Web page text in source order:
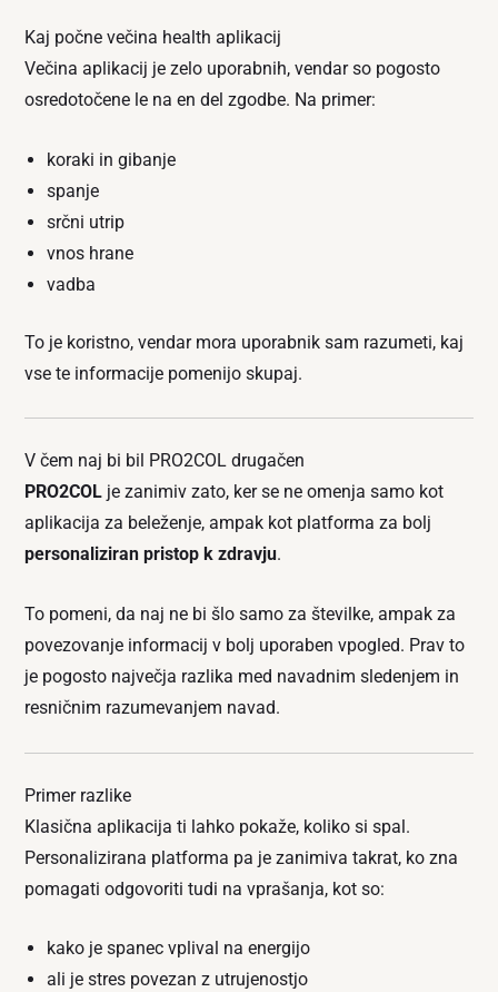
Kaj počne večina health aplikacij
Večina aplikacij je zelo uporabnih, vendar so pogosto
osredotočene le na en del zgodbe. Na primer:
koraki in gibanje
spanje
srčni utrip
vnos hrane
vadba
To je koristno, vendar mora uporabnik sam razumeti, kaj
vse te informacije pomenijo skupaj.
V čem naj bi bil PRO2COL drugačen
PRO2COL je zanimiv zato, ker se ne omenja samo kot
aplikacija za beleženje, ampak kot platforma za bolj
personaliziran pristop k zdravju.
To pomeni, da naj ne bi šlo samo za številke, ampak za
povezovanje informacij v bolj uporaben vpogled. Prav to
je pogosto največja razlika med navadnim sledenjem in
resničnim razumevanjem navad.
Primer razlike
Klasična aplikacija ti lahko pokaže, koliko si spal.
Personalizirana platforma pa je zanimiva takrat, ko zna
pomagati odgovoriti tudi na vprašanja, kot so:
kako je spanec vplival na energijo
ali je stres povezan z utrujenostjo